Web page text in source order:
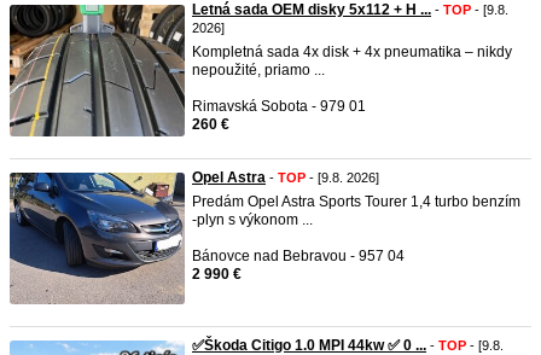
Letná sada OEM disky 5x112 + H ... - TOP - [9.8.
2026]
Kompletná sada 4x disk + 4x pneumatika – nikdy
nepoužité, priamo ...
Rimavská Sobota - 979 01
260 €
Opel Astra - TOP - [9.8. 2026]
Predám Opel Astra Sports Tourer 1,4 turbo benzím
-plyn s výkonom ...
Bánovce nad Bebravou - 957 04
2 990 €
✅Škoda Citigo 1.0 MPI 44kw ✅ 0 ... - TOP - [9.8.